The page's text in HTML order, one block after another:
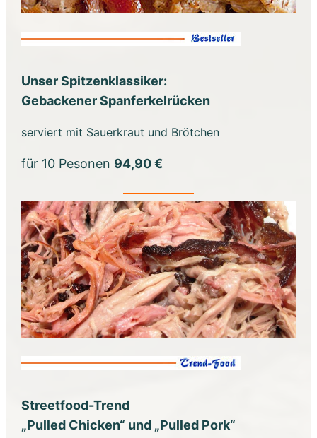
Unser Spitzenklassiker:
Gebackener Spanferkelrücken
serviert mit Sauerkraut und Brötchen
für 10 Pesonen 94,90 €
Streetfood-Trend
„Pulled Chicken“ und „Pulled Pork“